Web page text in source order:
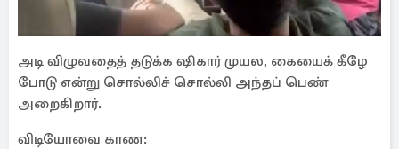
அடி விழுவதைத் தடுக்க ஷிகார் முயல, கையைக் கீழே
போடு என்று சொல்லிச் சொல்லி அந்தப் பெண்
அறைகிறார்.
விடியோவை காண: